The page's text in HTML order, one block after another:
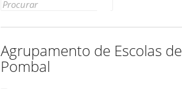
Search
Agrupamento de Escolas de
Pombal